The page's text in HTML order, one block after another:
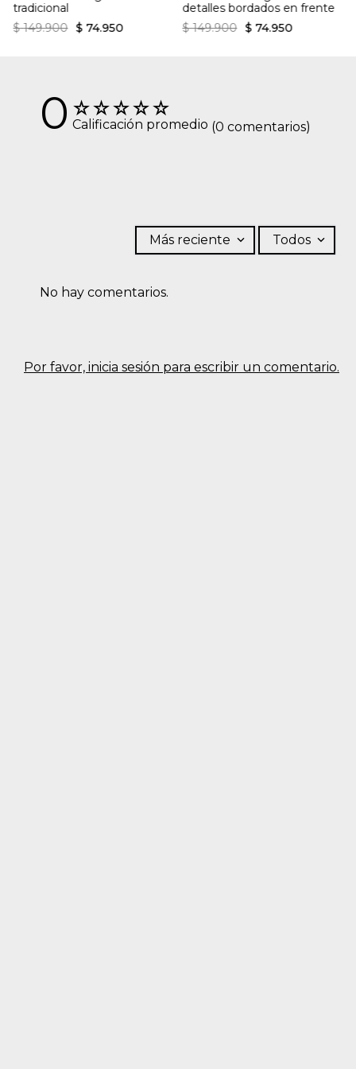
máxima de lavado 30 ºC. Proceso muy moderado. SECADO: No
secar en máquina.
tradicional
$ 149.900 $ 74.950
detalles bordados en frente
$ 149.900 $ 74.950
☆☆☆☆☆
0 Calificación promedio (0 comentarios)
Por favor, inicia sesión para escribir un comentario.
Más reciente Todos
No hay comentarios.